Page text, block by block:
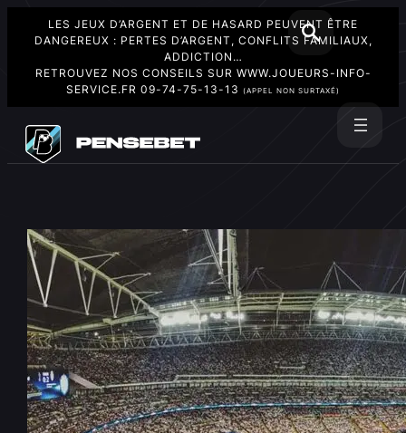
LES JEUX D’ARGENT ET DE HASARD PEUVENT ÊTRE
DANGEREUX : PERTES D’ARGENT, CONFLITS FAMILIAUX,
ADDICTION…
RETROUVEZ NOS CONSEILS SUR WWW.JOUEURS-INFO-
SERVICE.FR 09-74-75-13-13 (APPEL NON SURTAXÉ)
contenu